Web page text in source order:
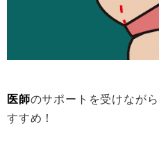
医師のサポートを受けなが
すすめ！